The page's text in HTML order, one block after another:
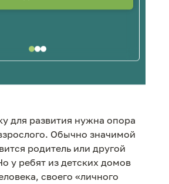
для развития нужна опора
Обычно значимой
родитель или другой
у ребят из детских домов
своего «личного